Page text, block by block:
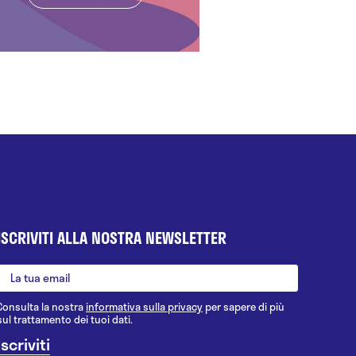
ALLA NOSTRA NEWSLETTER
la nostrainformativa sulla privacy per sapere di più
trattamento dei tuoi dati.